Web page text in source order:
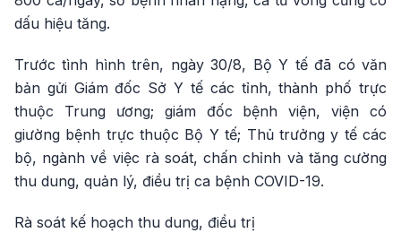
dấu hiệu tăng.
Trước tình hình trên, ngày 30/8, Bộ Y tế đã có văn
bản gửi Giám đốc Sở Y tế các tỉnh, thành phố trực
thuộc Trung ương; giám đốc bệnh viện, viện có
giường bệnh trực thuộc Bộ Y tế; Thủ trưởng y tế các
bộ, ngành về việc rà soát, chấn chỉnh và tăng cường
thu dung, quản lý, điều trị ca bệnh COVID-19.
Rà soát kế hoạch thu dung, điều trị